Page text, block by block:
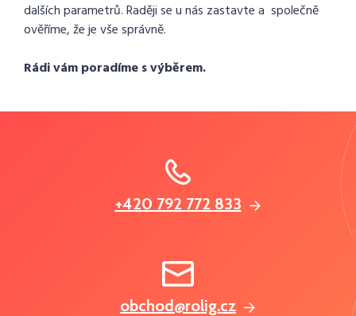
dalších parametrů. Raději se u nás zastavte a společně
ověříme, že je vše správně.
Rádi vám poradíme s výběrem.
+420 792 772 833
obchod@rolig.cz